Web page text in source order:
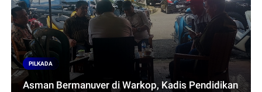
PILKADA
Asman Bermanuver di Warkop, Kadis Pendidikan